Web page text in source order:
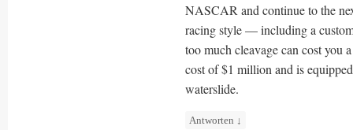
NASCAR and continue to the
racing style — including a
too much cleavage can cost you
cost of $1 million and is
waterslide.
Antworten ↓